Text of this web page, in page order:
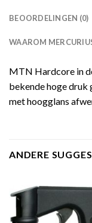
BEOORDELINGEN (0)
WAAROM
MTN Hardcore in
bekende hoge
met hoogglans
ANDERE